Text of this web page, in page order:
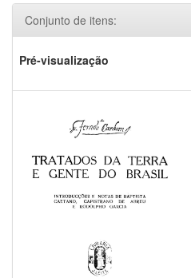
Conjunto de itens:
Pré-visualização